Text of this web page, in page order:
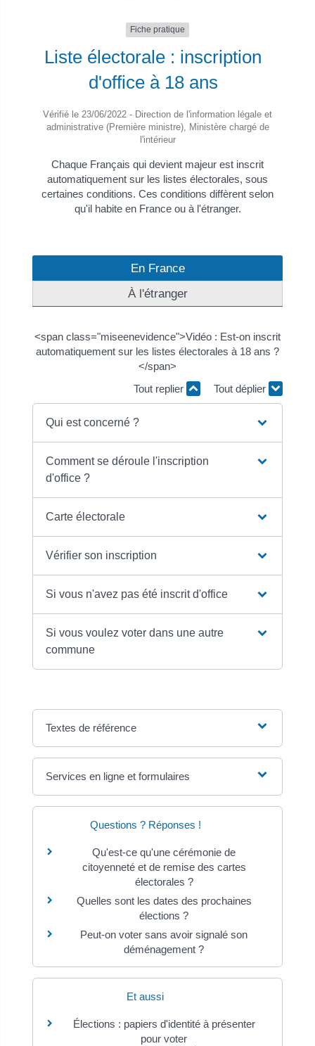
Fiche pratique
Liste électorale : inscription
d'office à 18 ans
Vérifié le 23/06/2022 - Direction de l'information légale et
administrative (Première ministre), Ministère chargé de
l'intérieur
Chaque Français qui devient majeur est inscrit
automatiquement sur les listes électorales, sous
certaines conditions. Ces conditions diffèrent selon
qu'il habite en France ou à l'étranger.
En France
À l'étranger
<span class="miseenevidence">Vidéo : Est-on inscrit
automatiquement sur les listes électorales à 18 ans ?
</span>
Tout replier
Tout déplier
Qui est concerné ?
Comment se déroule l'inscription
d'office ?
Carte électorale
Vérifier son inscription
Si vous n'avez pas été inscrit d'office
Si vous voulez voter dans une autre
commune
Textes de référence
Services en ligne et formulaires
Questions ? Réponses !
Qu'est-ce qu'une cérémonie de
citoyenneté et de remise des cartes
électorales ?
Quelles sont les dates des prochaines
élections ?
Peut-on voter sans avoir signalé son
déménagement ?
Et aussi
Élections : papiers d'identité à présenter
pour voter